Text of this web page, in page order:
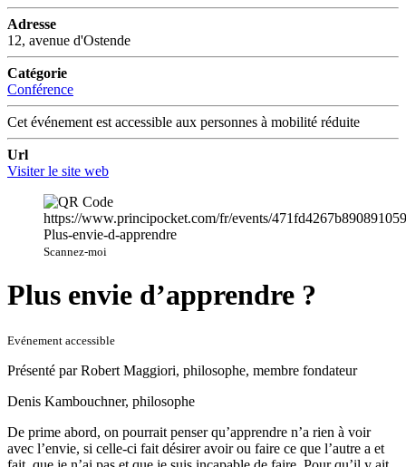
Adresse
12, avenue d'Ostende
Catégorie
Conférence
Cet événement est accessible aux personnes à mobilité réduite
Url
Visiter le site web
Scannez-moi
Plus envie d’apprendre ?
Evénement accessible
Présenté par Robert Maggiori, philosophe, membre fondateur
Denis Kambouchner, philosophe
De prime abord, on pourrait penser qu’apprendre n’a rien à voir
avec l’envie, si celle-ci fait désirer avoir ou faire ce que l’autre a et